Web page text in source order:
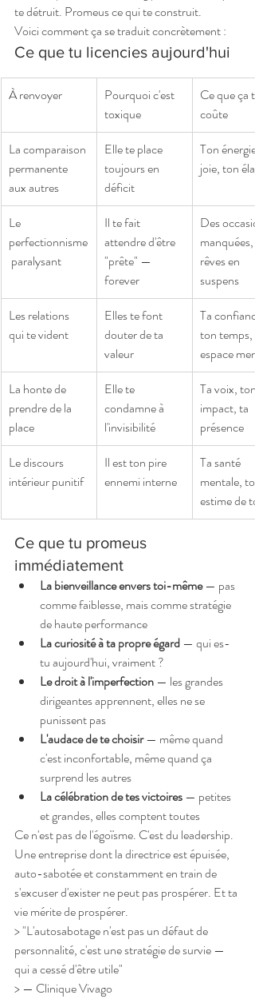
te détruit. Promeus ce qui te construit.
Voici comment ça se traduit concrètement :
Ce que tu licencies aujourd'hui
À renvoyer
Pourquoi c'est
toxique
Ce que ça te
coûte
La comparaison
permanente
aux autres
Elle te place
toujours en
déficit
Ton
joie, ton élan
Le
perfectionnisme
paralysant
Il te fait
attendre d'être
"prête" —
forever
Des
manquées,
rêves en
suspens
Les relations
qui te vident
Elles te font
douter de ta
valeur
Ta
ton temps,
espace
La honte de
prendre de la
place
Elle te
condamne à
l'invisibilité
Ta voix, ton
impact, ta
présence
Le discours
intérieur punitif
Il est ton pire
ennemi interne
Ta santé
mentale, ton
estime de toi
Ce que tu promeus
immédiatement
La bienveillance envers toi-même — pas
comme faiblesse, mais comme stratégie
de haute performance
La curiosité à ta propre égard — qui es-
tu aujourd'hui, vraiment ?
Le droit à l'imperfection — les grandes
dirigeantes apprennent, elles ne se
punissent pas
L'audace de te choisir — même quand
c'est inconfortable, même quand ça
surprend les autres
La célébration de tes victoires — petites
et grandes, elles comptent toutes
Ce n'est pas de l'égoïsme. C'est du leadership.
Une entreprise dont la directrice est épuisée,
auto-sabotée et constamment en train de
s'excuser d'exister ne peut pas prospérer. Et ta
vie mérite de prospérer.
> "L'autosabotage n'est pas un défaut de
personnalité, c'est une stratégie de survie —
qui a cessé d'être utile"
> — Clinique Vivago